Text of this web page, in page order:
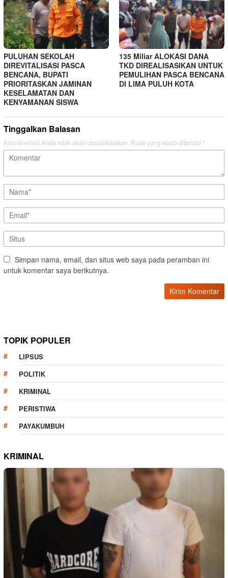
PULUHAN SEKOLAH
DIREVITALISASI PASCA
BENCANA, BUPATI
PRIORITASKAN JAMINAN
KESELAMATAN DAN
KENYAMANAN SISWA
135 Miliar ALOKASI DANA
TKD DIREALISASIKAN UNTUK
PEMULIHAN PASCA BENCANA
DI LIMA PULUH KOTA
Tinggalkan Balasan
Alamat email Anda tidak akan dipublikasikan. Ruas yang wajib ditandai *
Simpan nama, email, dan situs web saya pada peramban ini
untuk komentar saya berikutnya.
TOPIK POPULER
LIPSUS
POLITIK
KRIMINAL
PERISTIWA
PAYAKUMBUH
KRIMINAL